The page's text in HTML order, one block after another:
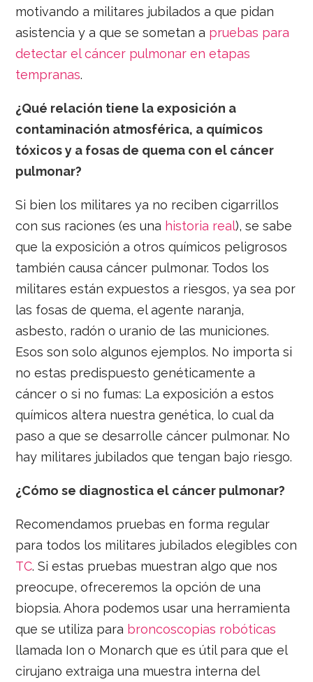
motivando a militares jubilados a que pidan
asistencia y a que se sometan a pruebas para
detectar el cáncer pulmonar en etapas
tempranas.
¿Qué relación tiene la exposición a
contaminación atmosférica, a químicos
tóxicos y a fosas de quema con el cáncer
pulmonar?
Si bien los militares ya no reciben cigarrillos
con sus raciones (es una historia real), se sabe
que la exposición a otros químicos peligrosos
también causa cáncer pulmonar. Todos los
militares están expuestos a riesgos, ya sea por
las fosas de quema, el agente naranja,
asbesto, radón o uranio de las municiones.
Esos son solo algunos ejemplos. No importa si
no estas predispuesto genéticamente a
cáncer o si no fumas: La exposición a estos
químicos altera nuestra genética, lo cual da
paso a que se desarrolle cáncer pulmonar. No
hay militares jubilados que tengan bajo riesgo.
¿Cómo se diagnostica el cáncer pulmonar?
Recomendamos pruebas en forma regular
para todos los militares jubilados elegibles con
TC. Si estas pruebas muestran algo que nos
preocupe, ofreceremos la opción de una
biopsia. Ahora podemos usar una herramienta
que se utiliza para broncoscopias robóticas
llamada Ion o Monarch que es útil para que el
cirujano extraiga una muestra interna del